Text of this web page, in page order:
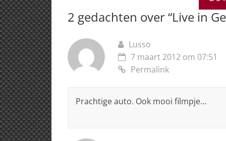
p o n s
2 gedachten over “Live in
Lusso
7 maart 2012 om 07:51
Permalink
Prachtige auto. Ook mooi filmpje…